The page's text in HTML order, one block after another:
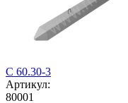
С 60.30-3
Артикул:
80001